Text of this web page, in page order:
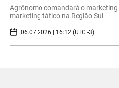
Agrônomo comandará o marketing
marketing tático na Região Sul
06.07.2026 | 16:12 (UTC -3)